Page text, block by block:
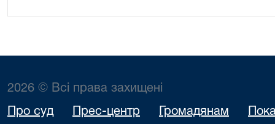
2026 © Всі права захищені
Про суд Прес-центр Громадянам